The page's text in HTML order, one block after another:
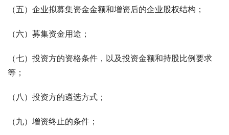
（五）企业拟募集资金金额和增资后的企业股权结构；
（六）募集资金用途；
（七）投资方的资格条件，以及投资金额和持股比例要求
等；
（八）投资方的遴选方式；
（九）增资终止的条件；